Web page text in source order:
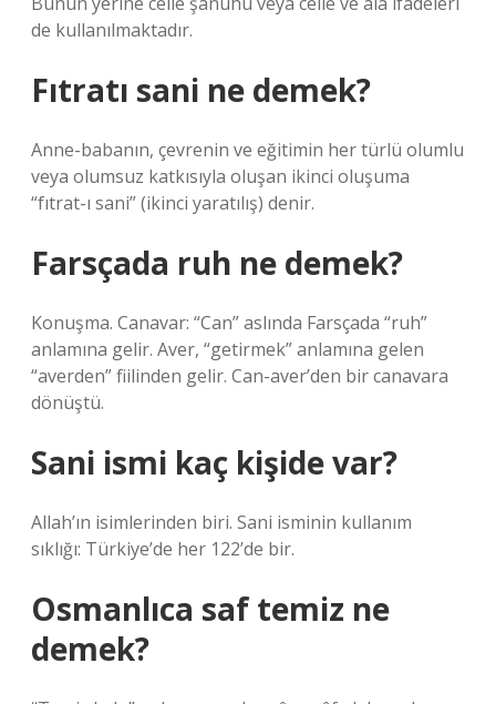
de kullanılmaktadır.
Fıtratı sani ne demek?
Anne-babanın, çevrenin ve eğitimin her türlü olumlu
veya olumsuz katkısıyla oluşan ikinci oluşuma
“fıtrat-ı sani” (ikinci yaratılış) denir.
Farsçada ruh ne demek?
Konuşma. Canavar: “Can” aslında Farsçada “ruh”
anlamına gelir. Aver, “getirmek” anlamına gelen
“averden” fiilinden gelir. Can-aver’den bir canavara
dönüştü.
Sani ismi kaç kişide var?
Allah’ın isimlerinden biri. Sani isminin kullanım
sıklığı: Türkiye’de her 122’de bir.
Osmanlıca saf temiz ne
demek?